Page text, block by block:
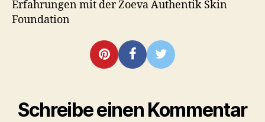
Erfahrungen mit der Zoeva Authentik Skin
Foundation
Schreibe einen Kommentar